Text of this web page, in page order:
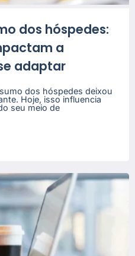
dos hóspedes:
a
adaptar
dos hóspedes deixou
Hoje, isso influencia
seu meio de